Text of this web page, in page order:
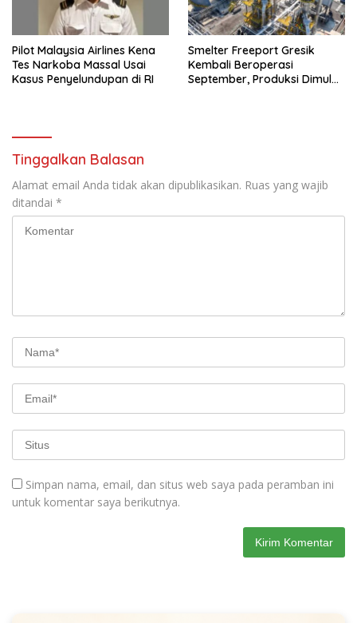
Pilot Malaysia Airlines Kena
Tes Narkoba Massal Usai
Kasus Penyelundupan di RI
Smelter Freeport Gresik
Kembali Beroperasi
September, Produksi Dimulai
Tinggalkan Balasan
Alamat email Anda tidak akan dipublikasikan. Ruas yang wajib
ditandai *
Simpan nama, email, dan situs web saya pada peramban ini
untuk komentar saya berikutnya.